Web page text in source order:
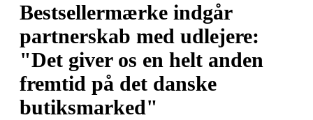
Bestsellermærke indgår
partnerskab med udlejere:
"Det giver os en helt anden
fremtid på det danske
butiksmarked"